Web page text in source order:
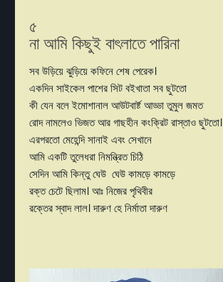
৫
না আমি কিছুই বাৎলাতে পারিনা
সব উড়িয়ে ঝুড়িয়ে কফিনে শেষ পেরেক।
একদিন সাইকেল পাশের সিট বইখাতা সব ছুটতো
কী যেন বলে ইমোশানাল আউটবার্ষ্ট আড্ডা তুমুল জমত
রোদ নামলেও ভিজত আর গাছহীন কংক্রিট রাস্তাও ছুটতো।
এরপরতো মেহেন্দি সানাই এবং সেখানে
আমি একটি তুলেধরা নিমন্ত্রিত চিঠি
সেদিন আমি কিন্তু ঘেউ ঘেউ কামড়ে কামড়ে
রক্ত চেটে ছিলাম। আঃ নিজের পৃথিবীর
রক্তের স্বাদ লাল। দারুণ হে নির্মাতা দারুণ